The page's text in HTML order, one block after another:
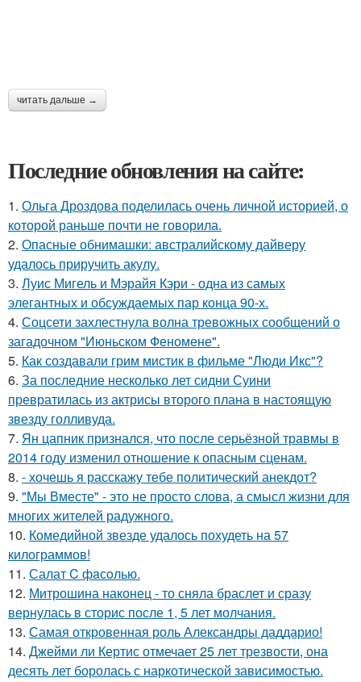
читать дальше →
Последние обновления на сайте:
1. Ольга Дроздова поделилась очень личной историей, о
которой раньше почти не говорила.
2. Опасные обнимашки: австралийскому дайверу
удалось приручить акулу.
3. Луис Мигель и Мэрайя Кэри - одна из самых
элегантных и обсуждаемых пар конца 90-х.
4. Соцсети захлестнула волна тревожных сообщений о
загадочном "Июньском Феномене".
5. Как создавали грим мистик в фильме "Люди Икс"?
6. За последние несколько лет сидни Суини
превратилась из актрисы второго плана в настоящую
звезду голливуда.
7. Ян цапник признался, что после серьёзной травмы в
2014 году изменил отношение к опасным сценам.
8. - хочешь я расскажу тебе политический анекдот?
9. "Мы Вместе" - это не просто слова, а смысл жизни для
многих жителей радужного.
10. Комедийной звезде удалось похудеть на 57
килограммов!
11. Салат C фaсoлью.
12. Митрошина наконец - то сняла браслет и сразу
вернулась в сторис после 1, 5 лет молчания.
13. Самая откровенная роль Александры даддарио!
14. Джейми ли Кертис отмечает 25 лет трезвости, она
десять лет боролась с наркотической зависимостью.